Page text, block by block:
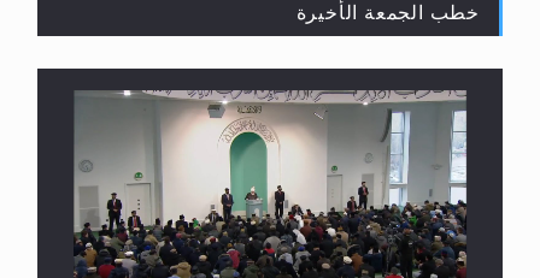
القرآن قاضٍ وحكمٌ على السنة ومهيمنٌ عليها.. ليس
العكس
خطب الجمعة الأخيرة